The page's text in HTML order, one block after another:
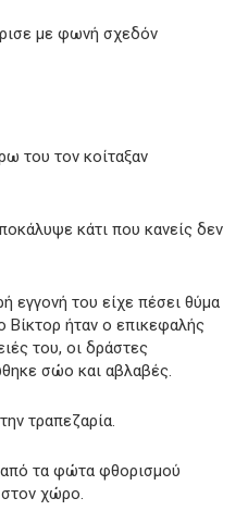
με φωνή σχεδόν
του τον κοίταξαν
κάτι που κανείς δεν
εγγονή του είχε πέσει θύμα
Βίκτορ ήταν ο επικεφαλής
του, οι δράστες
σώο και αβλαβές.
τραπεζαρία.
τα φώτα φθορισμού
χώρο.